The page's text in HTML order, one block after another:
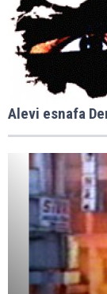
Alevi esnafa